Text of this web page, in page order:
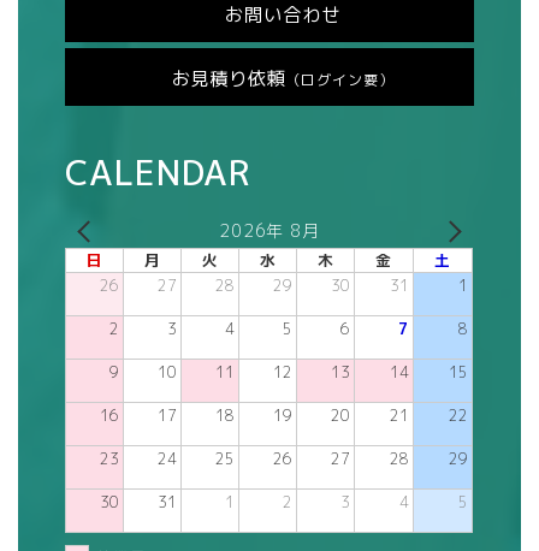
お問い合わせ
お見積り依頼 （ログイン要）
CALENDAR
2026年 8月
日 月 火 水 木 金 土
26 27 28 29 30 31 1
2 3 4 5 6 7 8
9 10 11 12 13 14 15
16 17 18 19 20 21 22
23 24 25 26 27 28 29
30 31 1 2 3 4 5